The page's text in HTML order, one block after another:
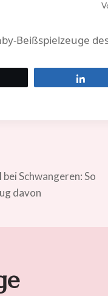
Beißspielzeuge
Schwangeren: So
davon